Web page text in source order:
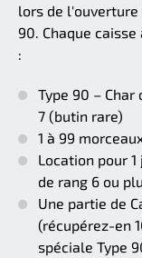
lors de l'ouverture
90. Chaque
:
Type 90 –
7 (butin rare)
1 à 99
Location pour
de rang 6 ou
Une partie de
(récupérez-en
spéciale Type